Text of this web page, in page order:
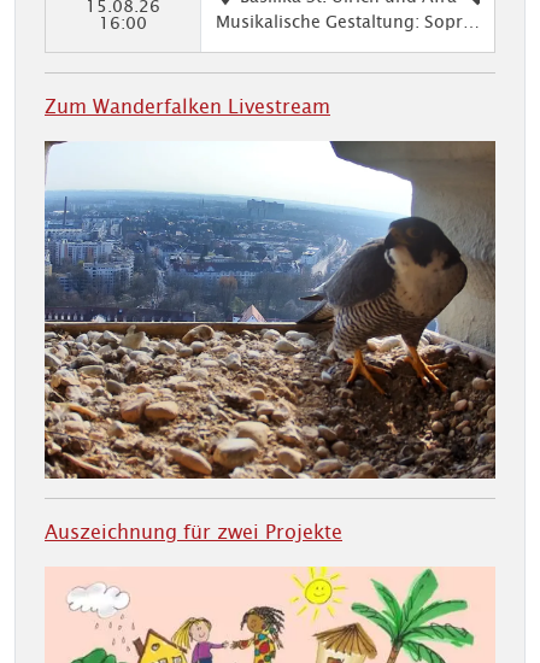
15.08.26
16:00
nm
Musikalische Gestaltung: Sopra
ner Hauf, Orgel: Peter Bader
Zum Wanderfalken Livestream
Auszeichnung für zwei Projekte